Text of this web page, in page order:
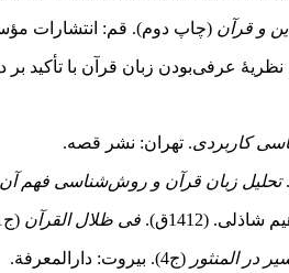
و قرآن (چاپ دوم). قم: انتشارات
کاربردی. تهران: نشر قصه.
تحلیل زبان قرآن و روششناسی فهم آن
(1412ق). فی ظلال القرآن (ج1، 3).
در المنثور (ج4). بیروت: دارالمعرفة.